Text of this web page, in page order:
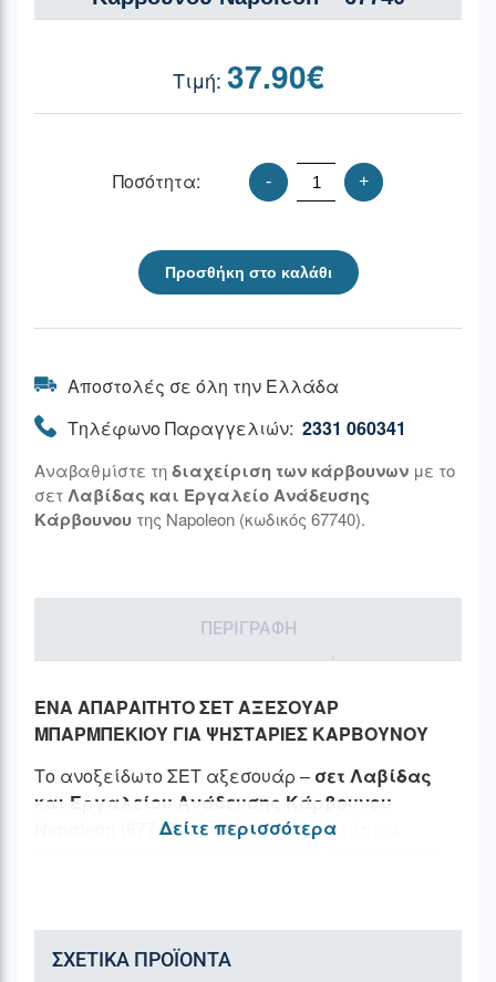
37.90€
Ποσότητα: - +
Προσθήκη στο καλάθι
Αποστολές σε όλη την Ελλάδα
Τηλέφωνο Παραγγελιών: 2331 060341
Αναβαθμίστε τηδιαχείριση των κάρβουνων με το
σετΛαβίδας και Εργαλείο Ανάδευσης
Κάρβουνου της Napoleon (κωδικός 67740).
ΠΕΡΙΓΡΑΦΉ
ΕΝΑ ΑΠΑΡΑΙΤΗΤΟ ΣΕΤ ΑΞΕΣΟΥΑΡ
ΜΠΑΡΜΠΕΚΙΟΥ ΓΙΑ ΨΗΣΤΑΡΙΕΣ ΚΑΡΒΟΥΝΟΥ
Το ανοξείδωτο ΣΕΤ αξεσουάρ – σετ Λαβίδας
και Εργαλείου Ανάδευσης Κάρβουνου
Napoleon (67740)σας δίνει τη δυνατότητα
μετακινείτε αναμμένα κάρβουναμε
ακρίβεια, ενώ η λαβίδα 50,8 cm προσφέρει
Δείτε περισσότερα
ΣΧΕΤΙΚΆ ΠΡΟΪΌΝΤΑ